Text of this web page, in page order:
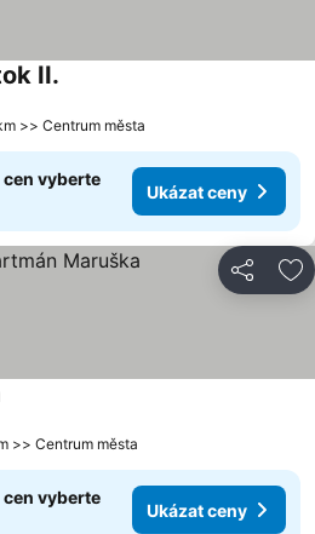
II.
>> Centrum města
vyberte
Ukázat ceny
Sdílet
>> Centrum města
vyberte
Ukázat ceny